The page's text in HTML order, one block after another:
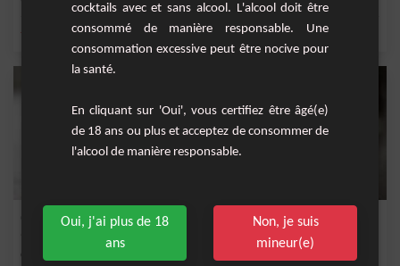
tonic crème de mûre,porto rosé,mûre, sirop de mûre
Gin Tonic
Cocktail au petit goût amer et acidulé. Ne pas confondre avec un verre d'eau
cocktails avec et sans alcool. L'alcool doit être
consommé de manière responsable. Une
consommation excessive peut être nocive pour
la santé.
En cliquant sur 'Oui', vous certifiez être âgé(e)
de 18 ans ou plus et acceptez de consommer de
l'alcool de manière responsable.
Oui, j'ai plus de 18
ans
Non, je suis
mineur(e)